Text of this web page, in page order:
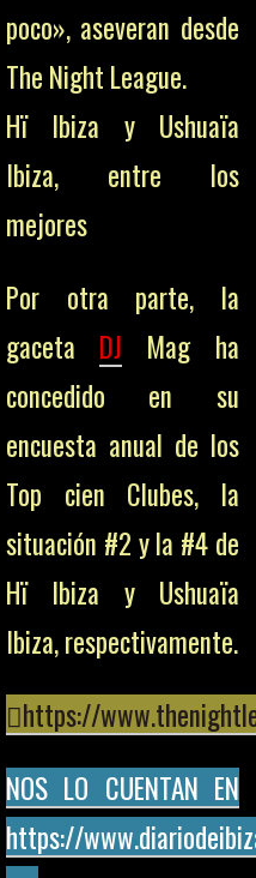
poco», aseveran desde
The Night League.
Hï Ibiza y Ushuaïa
Ibiza, entre los
mejores
Por otra parte, la
gaceta DJ Mag ha
concedido en su
encuesta anual de los
Top cien Clubes, la
situación #2 y la #4 de
Hï Ibiza y Ushuaïa
Ibiza, respectivamente.
https://
NOS LO CUENTAN EN
https://